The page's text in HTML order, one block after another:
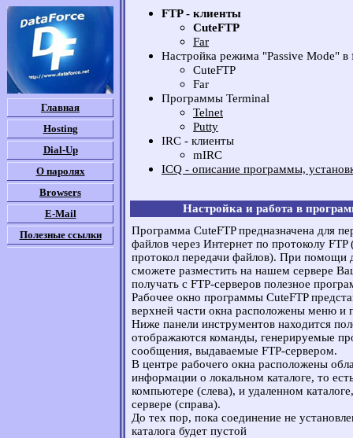
Главная
Hosting
Dial-Up
О паролях
Browsers
E-Mail
Полезные ссылки
FTP - клиенты
CuteFTP
Far
Настройка режима "Passive Mode" в
CuteFTP
Far
Программы Terminal
Telnet
Putty
IRC - клиенты
mIRC
ICQ - описание программы,
Настройка и работа в
Программа CuteFTP предназначена для
файлов через Интернет по протоколу
протокол передачи файлов). При
сможете разместить на нашем сервере
получать с FTP-серверов полезное
Рабочее окно программы CuteFTP
верхней части окна расположены меню и
Ниже панели инструментов находится
отображаются команды, генерируемые
сообщения, выдаваемые FTP-сервером.
В центре рабочего окна расположены
информации о локальном каталоге, то
компьютере (слева), и удаленном
сервере (справа).
До тех пор, пока соединение не
каталога будет пустой